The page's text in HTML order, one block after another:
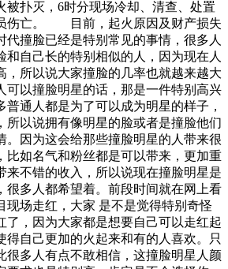
被扑灭，6时分现场冷却、清查、处置
伤亡。 目前，起火原因及财产损失
代撞脸已经是特别常见的事情，很多人
和自己长的特别相似的人，因为现在人
，所以说大家撞脸的几率也就越来越大
可以撞脸明星的话，那是一件特别高兴
普通人都是为了可以成为明星的样子，
所以说拥有像明星的脸或者是撞脸他们
。因为这会给那些撞脸明星的人带来很
比如名气和粉丝都是可以带来，更加重
来不错的收入，所以说现在撞脸明星是
很多人都希望着。前段时间就在网上看
现场走红，大家 是不是觉得特别奇怪
了，因为大家都是想要自己可以走红起
得自己更加的火起来和有的人喜欢。只
很多人有点不敢相信，这撞脸明星人颜